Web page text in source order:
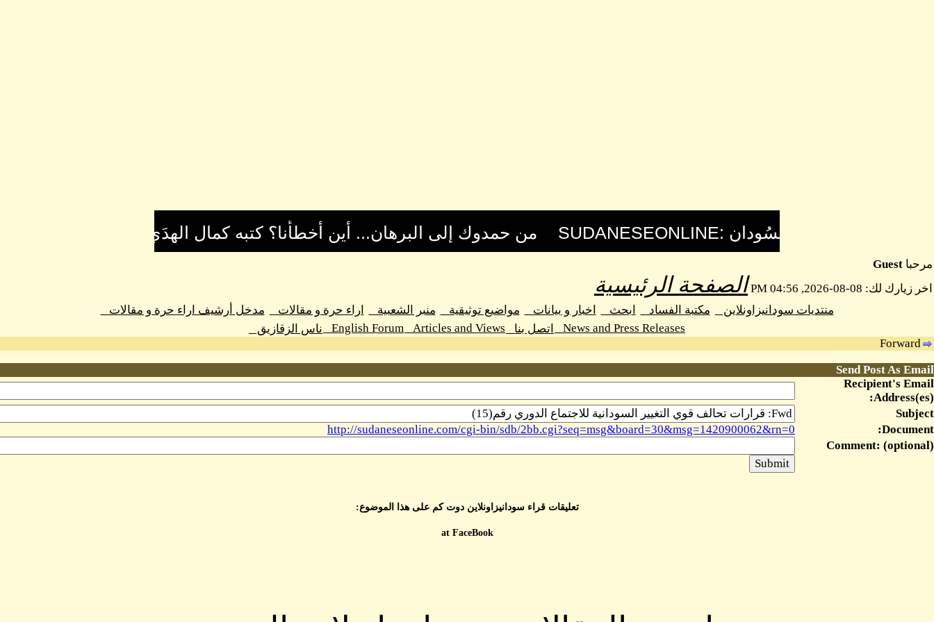
مرحبا Guest
اخر زيارك لك: 08-08-2026, 04:56 PM
الصفحة الرئيسية
منتديات سودانيزاونلاين مكتبة الفساد ابحث اخبار و بيانات مواضيع توثيقية منبر الشعبية اراء حرة و مقالات
مدخل أرشيف اراء حرة و مقالات
News and Press Releases
اتصل بنا Articles and Views
English Forum
ناس الزقازيق
Forward
Send Post As Email
Recipient's Email
Address(es):
Subject
Document:
http://sudaneseonline.com/cgi-bin/sdb/2bb.cgi?seq=msg&board=30&msg=1420900062&rn=0
Comment: (optional)
تعليقات قراء سودانيزاونلاين دوت كم على هذا الموضوع:
at FaceBook